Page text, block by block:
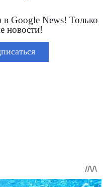
Google News! Только
новости!